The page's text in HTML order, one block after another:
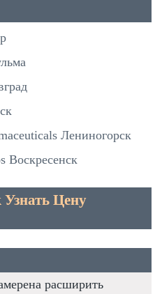
Лениногорск
Воскресенск
Цену
расширить